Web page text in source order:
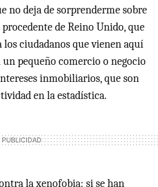
no deja de sorprenderme sobre
de Reino Unido, que
los ciudadanos que vienen aquí
pequeño comercio o negocio
inmobiliarios, que son
en la estadística.
la xenofobia: si se han